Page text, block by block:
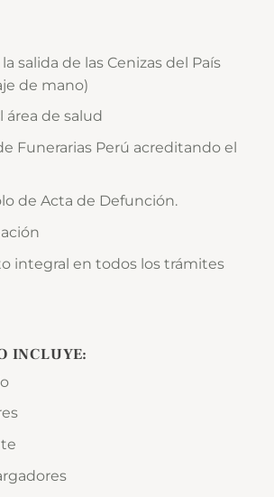
salida de las Cenizas del País
de mano)
área de salud
Funerarias Perú acreditando el
de Acta de Defunción.
integral en todos los trámites
INCLUYE: